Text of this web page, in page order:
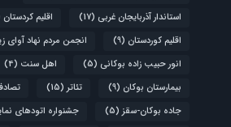
استاندار آذربایجان غربی (17) اقلیم کردستان
اقلیم کوردستان (9) انجمن مردم نهاد آوای
انور حبیب زاده بوکانی (5) اهل سنت (4)
بیمارستان بوکان (9) تئاتر (15)
جاده بوکان-سقز (5) جشنواره اتودهای